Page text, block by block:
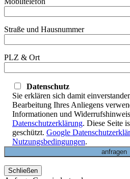
Straße und Hausnummer
PLZ & Ort
Datenschutz
Sie erklären sich damit
Bearbeitung Ihres Anliegens
Informationen und
Datenschutzerklärung. Diese Seite
geschützt. Google
Nutzungsbedingungen.
Schließen